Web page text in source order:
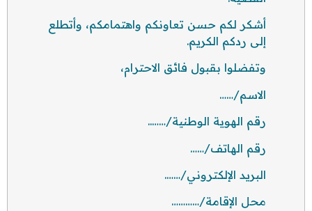
أشكر لكم حسن تعاونكم واهتمامكم، وأتطلع
إلى ردكم الكريم.
وتفضلوا بقبول فائق الاحترام،
الاسم/……
رقم الهوية الوطنية/……..
رقم الهاتف/……
البريد الإلكتروني/…….
محل الإقامة/…………